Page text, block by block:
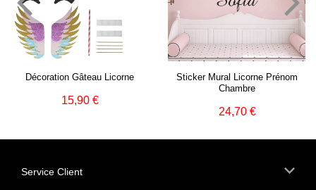
Décoration Gâteau Licorne
Prix
15,90 €15,90
Sticker Mural Licorne Prénom
Chambre
Prix
24,70 €24,70
Service Client